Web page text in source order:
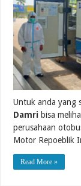
Untuk anda yang
Damri bisa
perusahaan
Motor Repoeblik
Read More »